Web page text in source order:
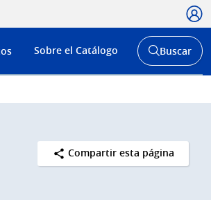
Menú
de
Sobre el Catálogo
Abrir
buscador
Buscar
Compartir esta página